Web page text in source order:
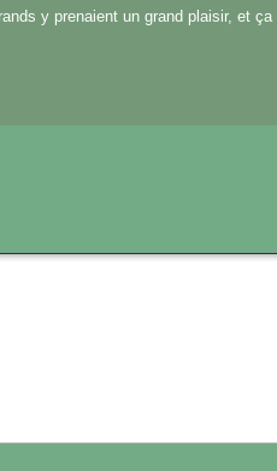
y prenaient un grand plaisir, et